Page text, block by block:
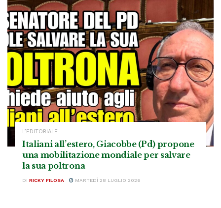
L’EDITORIALE
Italiani all’estero, Giacobbe (Pd) propone
una mobilitazione mondiale per salvare
la sua poltrona
DI RICKY FILOSA MARTEDÌ 28 LUGLIO 2026